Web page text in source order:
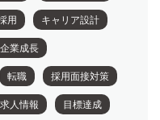
用 キャリア設計
企業成長
転職 採用面接対策
求人情報 目標達成